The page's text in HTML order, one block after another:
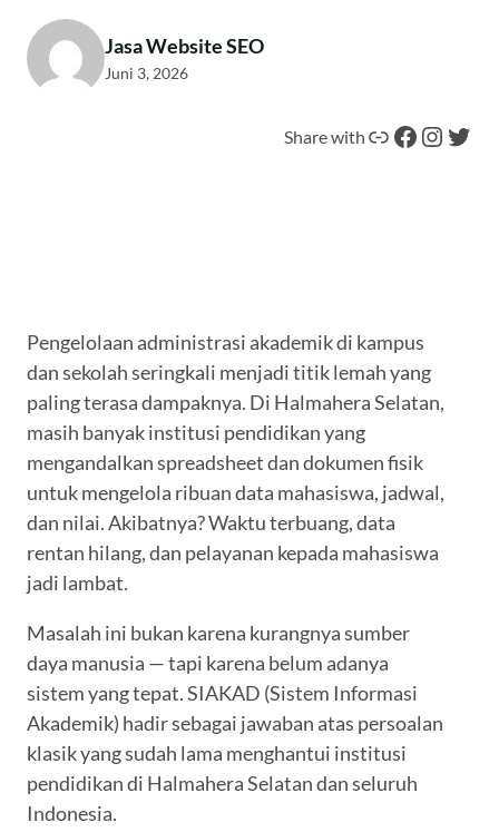
Jasa Website SEO
Juni 3, 2026
Share with Tautan Facebook Instagram Twitter
Pengelolaan administrasi akademik di kampus
dan sekolah seringkali menjadi titik lemah yang
paling terasa dampaknya. Di Halmahera Selatan,
masih banyak institusi pendidikan yang
mengandalkan spreadsheet dan dokumen fisik
untuk mengelola ribuan data mahasiswa, jadwal,
dan nilai. Akibatnya? Waktu terbuang, data
rentan hilang, dan pelayanan kepada mahasiswa
jadi lambat.
Masalah ini bukan karena kurangnya sumber
daya manusia — tapi karena belum adanya
sistem yang tepat. SIAKAD (Sistem Informasi
Akademik) hadir sebagai jawaban atas persoalan
klasik yang sudah lama menghantui institusi
pendidikan di Halmahera Selatan dan seluruh
Indonesia.